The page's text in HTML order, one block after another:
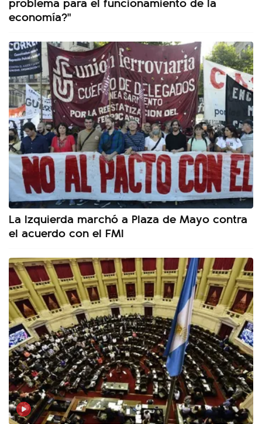
economía?"
La Izquierda marchó a Plaza de Mayo contra
el acuerdo con el FMI